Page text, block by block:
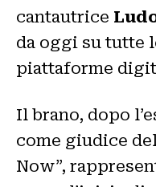
cantautrice
da oggi su tutte
piattaforme
Il brano, dopo
come giudice
Now”,